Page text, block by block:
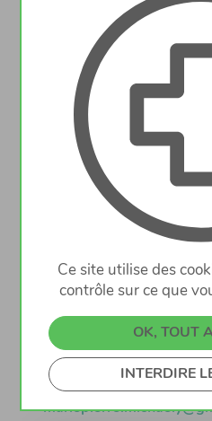
La Pharmacie de
désire engager un(e) P
avec entrée immédiate ou à
. Rémunération en fonction
Les intéressés(es) sont
Marie-Pierre Michaely:
Ce site utilise des
contrôle sur ce que
OK, TOUT
INTERDIRE